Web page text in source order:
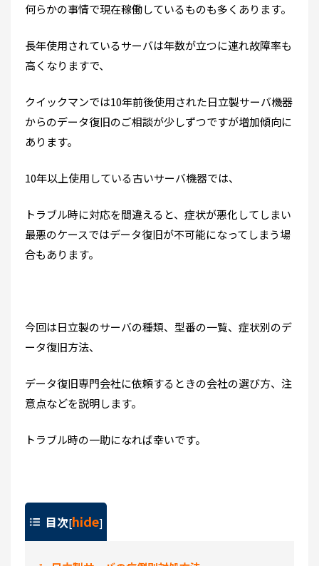
何らかの事情で現在稼働しているものも多くあります。
長年使用されているサーバは年数が立つに連れ故障率も
高くなりますで、
クイックマンでは10年前後使用された日立製サーバ機器
からのデータ復旧のご相談が少しずつですが増加傾向に
あります。
10年以上使用している古いサーバ機器では、
トラブル時に対応を間違えると、症状が悪化してしまい
最悪のケースではデータ復旧が不可能になってしまう場
合もあります。
今回は日立製のサーバの種類、型番の一覧、症状別のデ
ータ復旧方法、
データ復旧専門会社に依頼するときの会社の選び方、注
意点などを説明します。
トラブル時の一助になれば幸いです。
目次[hide]